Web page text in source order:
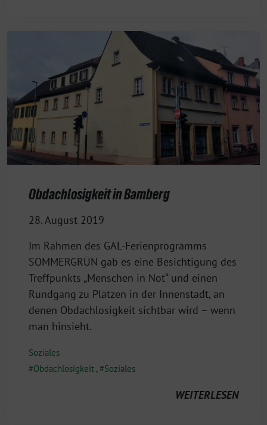
Obdachlosigkeit in Bamberg
28. August 2019
Im Rahmen des GAL-Ferienprogramms
SOMMERGRÜN gab es eine Besichtigung des
Treffpunkts „Menschen in Not“ und einen
Rundgang zu Plätzen in der Innenstadt, an
denen Obdachlosigkeit sichtbar wird – wenn
man hinsieht.
Soziales
Obdachlosigkeit , Soziales
WEITERLESEN